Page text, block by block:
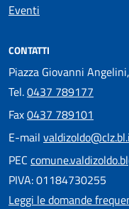
Eventi
CONTATTI
Piazza Giovanni
Tel.0437 789177
Fax0437 789101
E-mail
PEC
PIVA: 01184730255
Leggi le domande